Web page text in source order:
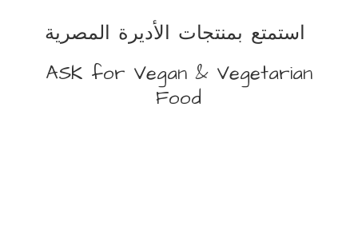
ASK for Vegan & Vegetarian
Food